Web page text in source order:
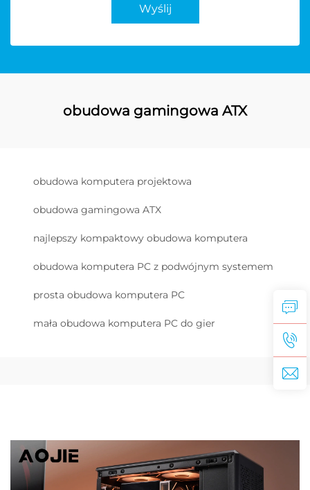
Wyślij
obudowa gamingowa ATX
obudowa komputera projektowa
obudowa gamingowa ATX
najlepszy kompaktowy obudowa komputera
obudowa komputera PC z podwójnym systemem
prosta obudowa komputera PC
mała obudowa komputera PC do gier